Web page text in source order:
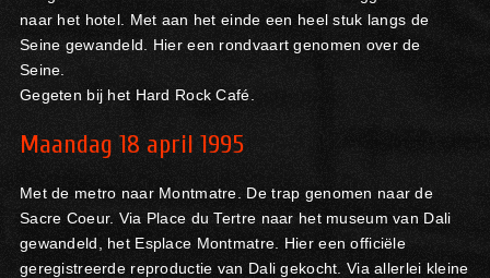
naar het hotel. Met aan het einde een heel stuk langs de
Seine gewandeld. Hier een rondvaart genomen over de
Seine.
Gegeten bij het Hard Rock Café.
Maandag 18 april 1995
Met de metro naar Montmatre. De trap genomen naar de
Sacre Coeur. Via Place du Tertre naar het museum van Dali
gewandeld, het Esplace Montmatre. Hier een officiële
geregistreerde reproductie van Dali gekocht. Via allerlei kleine